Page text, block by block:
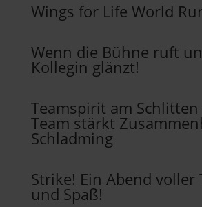
Wings for Life World
Wenn die Bühne ruft
Kollegin glänzt!
Teamspirit am Schlitten
Team stärkt
Schladming
Strike! Ein Abend voller
und Spaß!